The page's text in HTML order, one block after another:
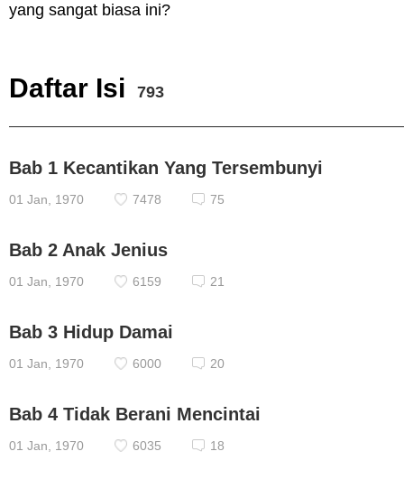
yang sangat biasa ini?
Daftar Isi 793
Bab 1 Kecantikan Yang Tersembunyi
01 Jan, 1970 7478 75
Bab 2 Anak Jenius
01 Jan, 1970 6159 21
Bab 3 Hidup Damai
01 Jan, 1970 6000 20
Bab 4 Tidak Berani Mencintai
01 Jan, 1970 6035 18